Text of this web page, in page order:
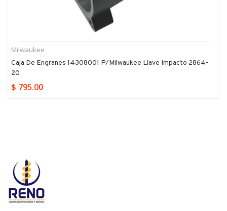
Milwaukee
Caja De Engranes 14308001 P/milwaukee Llave Impacto 2864-
20
$ 795.00